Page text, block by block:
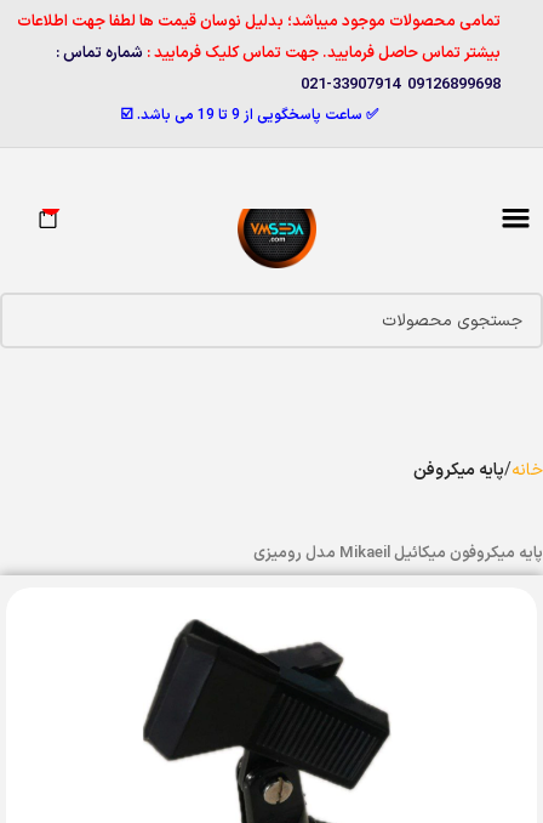
تمامی محصولات موجود میباشد؛ بدلیل نوسان قیمت ها لطفا جهت اطلاعات
بیشتر تماس حاصل فرمایید. جهت تماس کلیک فرمایید : شماره تماس :
09126899698 33907914-021
✅ ساعت پاسخگویی از 9 تا 19 می باشد. ☑️
0
خانه پایه میکروفن
پایه میکروفون میکائیل Mikaeil مدل رومیزی